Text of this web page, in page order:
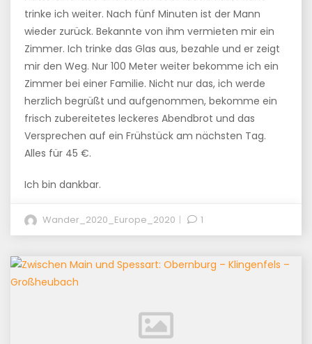
trinke ich weiter. Nach fünf Minuten ist der Mann
wieder zurück. Bekannte von ihm vermieten mir ein
Zimmer. Ich trinke das Glas aus, bezahle und er zeigt
mir den Weg. Nur 100 Meter weiter bekomme ich ein
Zimmer bei einer Familie. Nicht nur das, ich werde
herzlich begrüßt und aufgenommen, bekomme ein
frisch zubereitetes leckeres Abendbrot und das
Versprechen auf ein Frühstück am nächsten Tag.
Alles für 45 €.
Ich bin dankbar.
Wander_2020_Europe_2020 1